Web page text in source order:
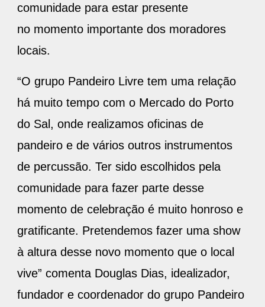
comunidade para estar presente
no momento importante dos moradores
locais.
“O grupo Pandeiro Livre tem uma relação
há muito tempo com o Mercado do Porto
do Sal, onde realizamos oficinas de
pandeiro e de vários outros instrumentos
de percussão. Ter sido escolhidos pela
comunidade para fazer parte desse
momento de celebração é muito honroso e
gratificante. Pretendemos fazer uma show
à altura desse novo momento que o local
vive” comenta Douglas Dias, idealizador,
fundador e coordenador do grupo Pandeiro